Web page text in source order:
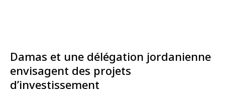
Damas et une délégation jordanienne
envisagent des projets
d’investissement